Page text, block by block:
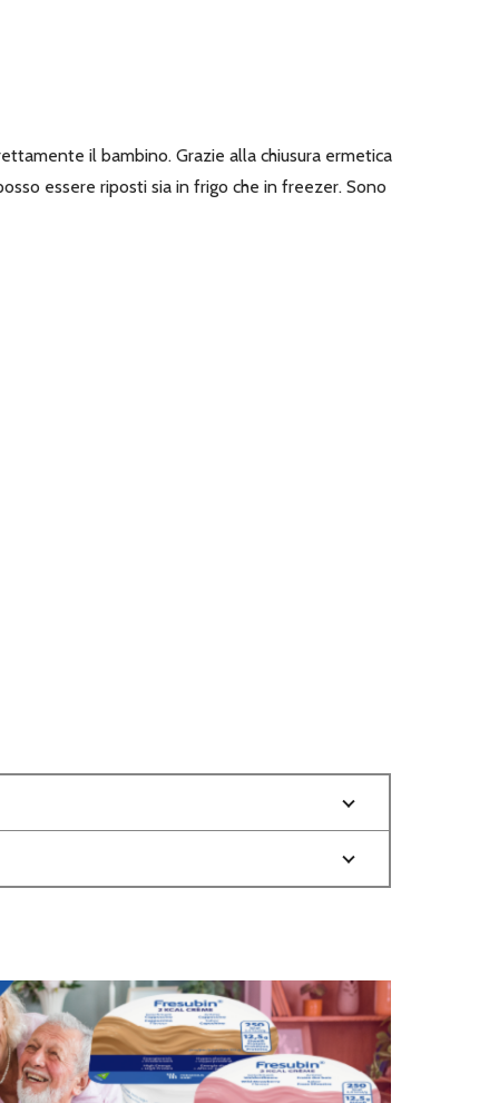
il bambino. Grazie alla chiusura ermetica
essere riposti sia in frigo che in freezer. Sono